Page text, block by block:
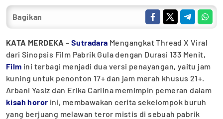
Bagikan
KATA MERDEKA –Sutradara Mengangkat Thread X Viral
dari Sinopsis Film Pabrik Gula dengan Durasi 133 Menit,
Film ini terbagi menjadi dua versi penayangan, yaitu jam
kuning untuk penonton 17+ dan jam merah khusus 21+.
Arbani Yasiz dan Erika Carlina memimpin pemeran dalam
kisah horor ini, membawakan cerita sekelompok buruh
yang berjuang melawan teror mistis di sebuah pabrik